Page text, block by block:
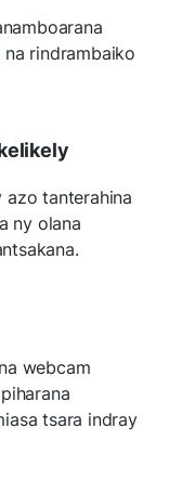
rindrambaiko
azo tanterahina
ny olana
webcam
tsara indray